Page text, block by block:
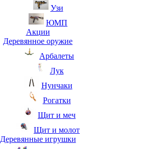
Узи
ЮМП
Акции
Деревянное оружие
Арбалеты
Лук
Нунчаки
Рогатки
Щит и меч
Щит и молот
Деревянные игрушки